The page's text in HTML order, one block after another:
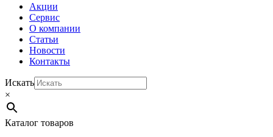
Акции
Сервис
О компании
Статьи
Новости
Контакты
Искать
×
Каталог товаров